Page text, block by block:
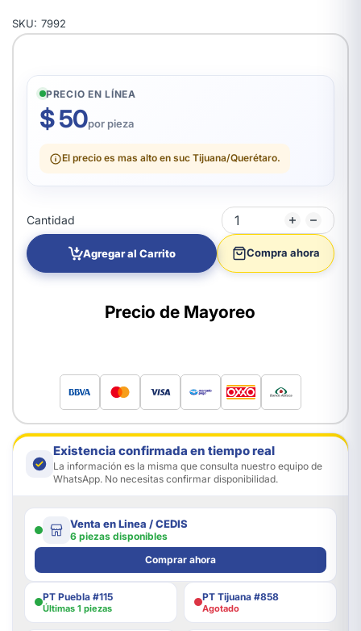
SKU: 7992
PRECIO EN LÍNEA
$ 50por pieza
El precio es mas alto en suc Tijuana/Querétaro.
Cantidad
Agregar al Carrito Compra ahora
Precio de Mayoreo
Existencia confirmada en tiempo real
La información es la misma que consulta nuestro equipo de
WhatsApp. No necesitas confirmar disponibilidad.
Venta en Linea / CEDIS
6 piezas disponibles
Comprar ahora
PT Puebla #115
Últimas 1 piezas
PT Tijuana #858
Agotado